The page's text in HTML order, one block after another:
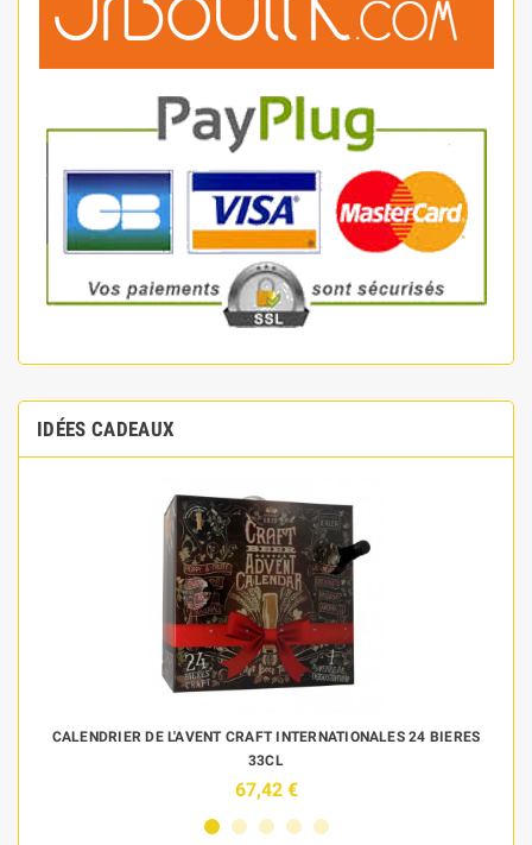
IDÉES CADEAUX
CALENDRIER DE L'AVENT CRAFT INTERNATIONALES 24 BIERES
33CL
67,42 €